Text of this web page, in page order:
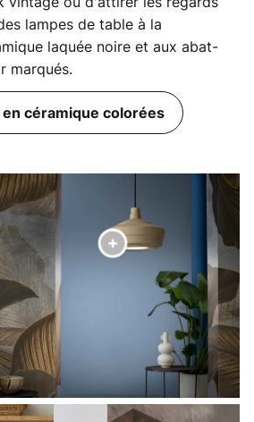
lampes de table à la
laquée noire et aux abat-
marqués.
en céramique colorées